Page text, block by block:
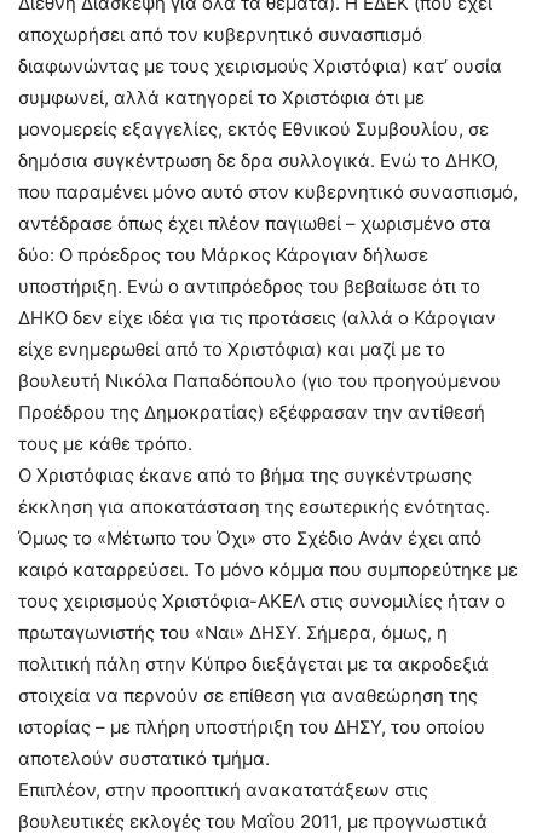
αποχωρήσει από τον κυβερνητικό συνασπισμό
διαφωνώντας με τους χειρισμούς Χριστόφια) κατ’ ουσία
συμφωνεί, αλλά κατηγορεί το Χριστόφια ότι με
μονομερείς εξαγγελίες, εκτός Εθνικού Συμβουλίου, σε
δημόσια συγκέντρωση δε δρα συλλογικά. Ενώ το ΔΗΚΟ,
που παραμένει μόνο αυτό στον κυβερνητικό συνασπισμό,
αντέδρασε όπως έχει πλέον παγιωθεί – χωρισμένο στα
δύο: Ο πρόεδρος του Μάρκος Κάρογιαν δήλωσε
υποστήριξη. Ενώ ο αντιπρόεδρος του βεβαίωσε ότι το
ΔΗΚΟ δεν είχε ιδέα για τις προτάσεις (αλλά ο Κάρογιαν
είχε ενημερωθεί από το Χριστόφια) και μαζί με το
βουλευτή Νικόλα Παπαδόπουλο (γιο του προηγούμενου
Προέδρου της Δημοκρατίας) εξέφρασαν την αντίθεσή
τους με κάθε τρόπο.
Ο Χριστόφιας έκανε από το βήμα της συγκέντρωσης
έκκληση για αποκατάσταση της εσωτερικής ενότητας.
Όμως το «Μέτωπο του Όχι» στο Σχέδιο Ανάν έχει από
καιρό καταρρεύσει. Το μόνο κόμμα που συμπορεύτηκε με
τους χειρισμούς Χριστόφια-ΑΚΕΛ στις συνομιλίες ήταν ο
πρωταγωνιστής του «Ναι» ΔΗΣΥ. Σήμερα, όμως, η
πολιτική πάλη στην Κύπρο διεξάγεται με τα ακροδεξιά
στοιχεία να περνούν σε επίθεση για αναθεώρηση της
ιστορίας – με πλήρη υποστήριξη του ΔΗΣΥ, του οποίου
αποτελούν συστατικό τμήμα.
Επιπλέον, στην προοπτική ανακατατάξεων στις
βουλευτικές εκλογές του Μαΐου 2011, με προγνωστικά